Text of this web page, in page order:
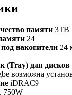
памяти 3TB
24
накопители 24
(Tray) для
возможна
iDRAC9
750W